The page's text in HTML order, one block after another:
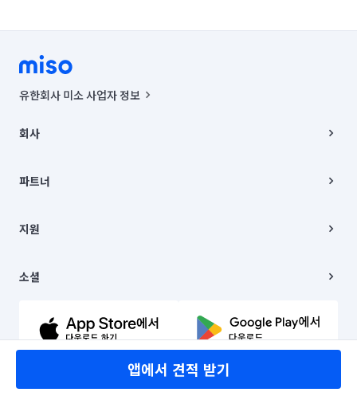
앱에서 견적 받기
유한회사 미소 사업자 정보
00019 |
주소 | 본사: 서울특별시 종로구 율곡로 6(중학동, 트윈트리빌딩) B동 5층
컨택센터 : 서울특별시 종로구 수송동 율곡로 24, 7층, 8층 미소
상품, 상품정보, 거래에 관한 의무와 책임은 거래당사자에게 있습니다.
언론 보도 관련 문의:
© 유한회사 미소. Miso, Inc. All Rights Reserved.
회사
채용
파트너
이사
지원
이용약관
문의하기
소셜
유튜브